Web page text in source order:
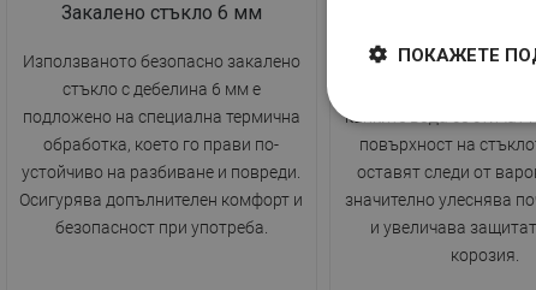
Закалено стъкло 6 мм
Използваното безопасно закалено
стъкло с дебелина 6 мм е
подложено на специална термична
обработка, което го прави по-
устойчиво на разбиване и повреди.
Осигурява допълнителен комфорт и
безопасност при употреба.
Иновативното
капките вода се стичат
повърхност на
оставят следи от
значително улеснява
и увеличава
корозия.
ПОКАЖЕТЕ